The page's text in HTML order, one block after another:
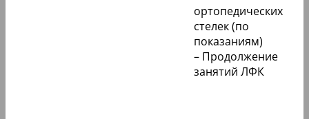
ортопедических
стелек (по
показаниям)
– Продолжение
занятий ЛФК